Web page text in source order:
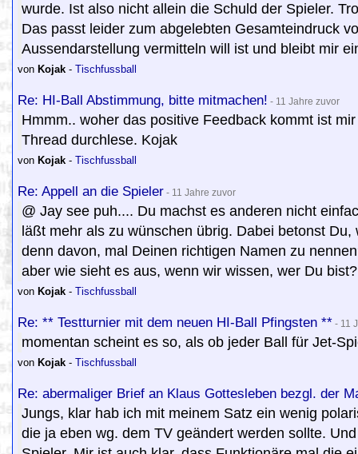
wurde. Ist also nicht allein die Schuld der Spieler.
Das passt leider zum abgelebten Gesamteindruck
Aussendarstellung vermitteln will ist und bleibt mir
von Kojak - Tischfussball
Re: HI-Ball Abstimmung, bitte mitmachen! - 11 Jahre zuvor
Hmmm.. woher das positive Feedback kommt ist
Thread durchlese. Kojak
von Kojak - Tischfussball
Re: Appell an die Spieler - 11 Jahre zuvor
@ Jay see puh.... Du machst es anderen nicht
läßt mehr als zu wünschen übrig. Dabei betonst
denn davon, mal Deinen richtigen Namen zu
aber wie sieht es aus, wenn wir wissen, wer Du
von Kojak - Tischfussball
Re: ** Testturnier mit dem neuen HI-Ball Pfingsten ** - 11
momentan scheint es so, als ob jeder Ball für Jet-
von Kojak - Tischfussball
Re: abermaliger Brief an Klaus Gottesleben bezgl. der
Jungs, klar hab ich mit meinem Satz ein wenig
die ja eben wg. dem TV geändert werden sollte.